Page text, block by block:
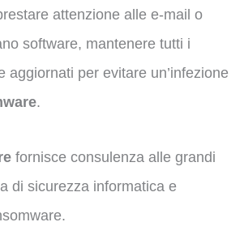
attenzione alle e-mail o
software, mantenere tutti i
aggiornati per evitare un’infezione
.
fornisce consulenza alle grandi
di sicurezza informatica e